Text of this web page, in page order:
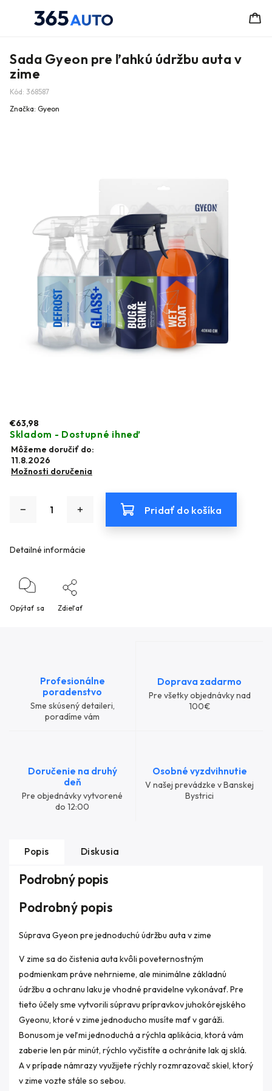
Sada Gyeon pre ľahkú údržbu auta v
zime
Kód: 368587
Značka: Gyeon
€63,98
Skladom - Dostupné ihneď
Môžeme doručiť do:
11.8.2026
Možnosti doručenia
Pridať do košíka
Detailné informácie
Opýtať sa Zdieľať
Profesionálne
poradenstvo
Sme skúsený detaileri,
poradíme vám
Doprava zadarmo
Pre všetky objednávky nad
100€
Doručenie na druhý
deň
Pre objednávky vytvorené
do 12:00
Osobné vyzdvihnutie
V našej prevádzke v Banskej
Bystrici
Popis Diskusia
Podrobný popis
Podrobný popis
Súprava Gyeon pre jednoduchú údržbu auta v zime
V zime sa do čistenia auta kvôli poveternostným
podmienkam práve nehrnieme, ale minimálne základnú
údržbu a ochranu laku je vhodné pravidelne vykonávať. Pre
tieto účely sme vytvorili súpravu prípravkov juhokórejského
Gyeonu, ktoré v zime jednoducho musíte mať v garáži.
Bonusom je veľmi jednoduchá a rýchla aplikácia, ktorá vám
zaberie len pár minút, rýchlo vyčistíte a ochránite lak aj sklá.
A v prípade námrazy využijete rýchly rozmrazovač skiel, ktorý
v zime vozte stále so sebou.